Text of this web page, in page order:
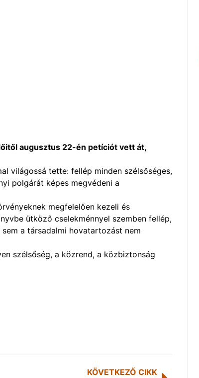
augusztus 22-én petíciót vett át,
világossá tette: fellép minden szélsőséges,
polgárát képes megvédeni a
megfelelően kezeli és
ütköző cselekménnyel szemben fellép,
a társadalmi hovatartozást nem
szélsőség, a közrend, a közbiztonság
KÖVETKEZŐ CIKK